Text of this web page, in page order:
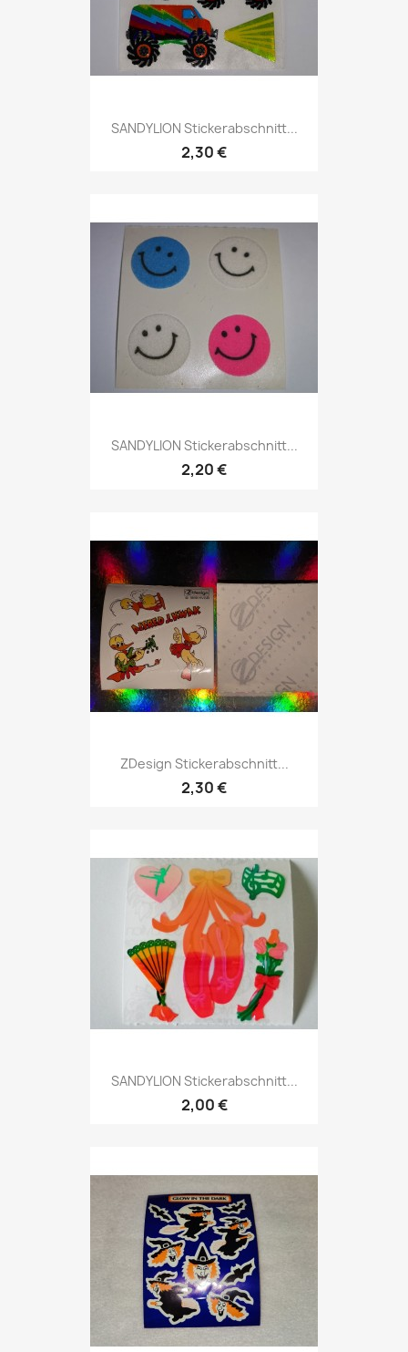
SANDYLION Stickerabschnitt...
2,30 €
SANDYLION Stickerabschnitt...
2,20 €
ZDesign Stickerabschnitt...
2,30 €
SANDYLION Stickerabschnitt...
2,00 €